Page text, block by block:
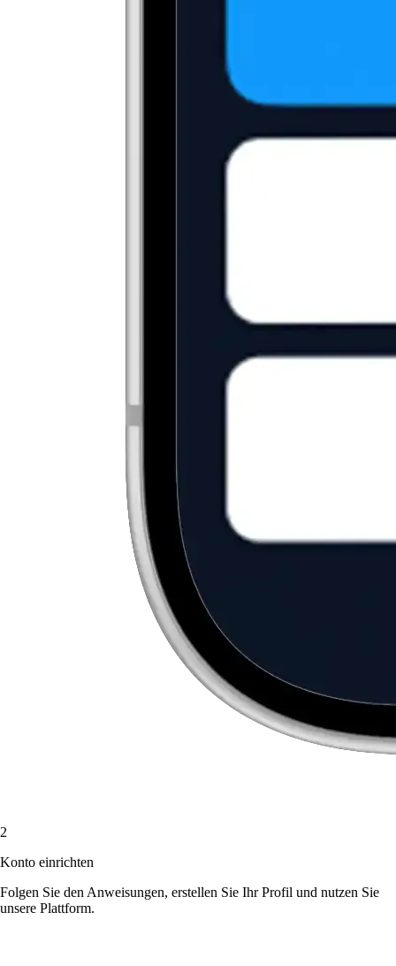
2
Konto einrichten
Folgen Sie den Anweisungen, erstellen Sie Ihr Profil und nutzen Sie
unsere Plattform.